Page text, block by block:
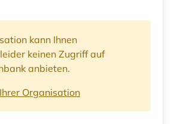
kann Ihnen
keinen Zugriff auf
anbieten.
Organisation